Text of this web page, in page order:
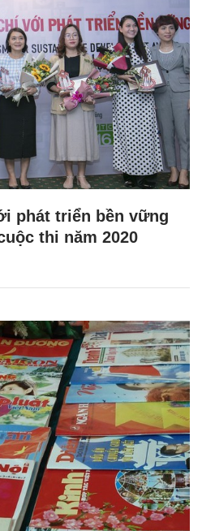
phát triển bền vững
thi năm 2020